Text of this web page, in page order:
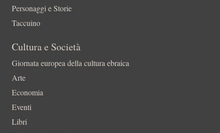
Personaggi e Storie
Taccuino
Cultura e Società
Giornata europea della cultura ebraica
Arte
Economia
Eventi
Libri